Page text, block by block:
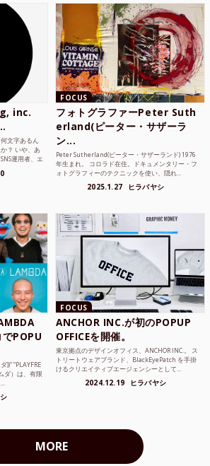
inc.
文字あるん
？ いや、あ
運用者、エ
FOCUS
フォトグラファーPeter Suth
erland(ピーター・サザーラ
ン...
Peter Sutherland(ピーター・サザーランド) 1976
年生まれ。 コロラド在住。ドキュメンタリー・フ
ォトグラフィーのテクニックを使い、隠れ...
2025.1.27 ヒラバヤシ
POPU
“PLAYFRE
ダ）は、有限
FOCUS
ANCHOR INC.が初のPOPUP
OFFICEを開催。
東京拠点のデザインオフィス、ANCHOR INC.。 ス
トリートウェアブランド、BlackEyePatch を手掛
けるクリエイティブエージェンシーとして...
2024.12.19 ヒラバヤシ
MORE